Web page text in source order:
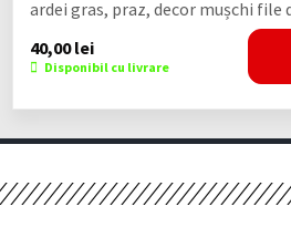
ardei gras, praz, decor mușchi file
40,00lei
Disponibil cu livrare